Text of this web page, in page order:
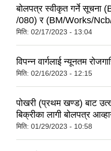
बोलपत्र स्वीकृत गर्ने
/080) र (BM/Works/
मिति: 02/17/2023 - 13:04
विपन्न वार्गलाई न्यूनतम
मिति: 02/16/2023 - 12:15
पोखरी (प्रथम खण्ड) बाट
बिक्रीका लागी बोलपत्र
मिति: 01/29/2023 - 10:58